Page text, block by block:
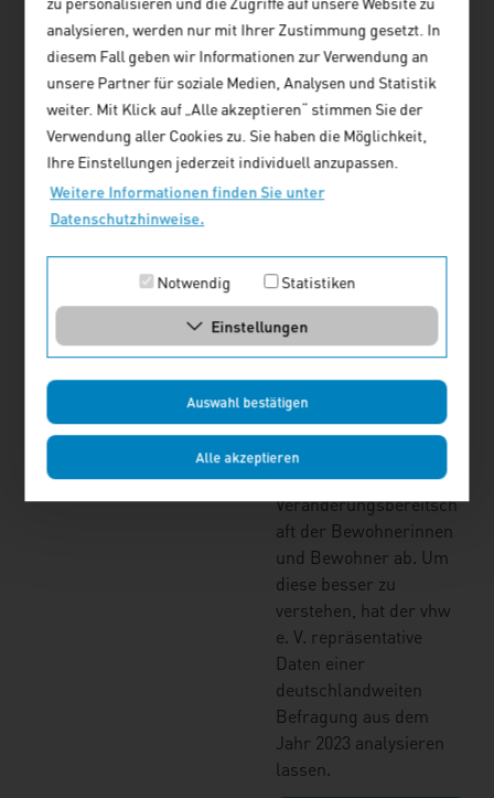
analysieren, werden nur mit Ihrer Zustimmung gesetzt. In
diesem Fall geben wir Informationen zur Verwendung an
unsere Partner für soziale Medien, Analysen und Statistik
weiter. Mit Klick auf „Alle akzeptieren“ stimmen Sie der
Verwendung aller Cookies zu. Sie haben die Möglichkeit,
Ihre Einstellungen jederzeit individuell anzupassen.
Weitere Informationen finden Sie unter
Datenschutzhinweise.
Notwendig Statistiken
Einstellungen
Auswahl bestätigen
Alle akzeptieren
Einfamilienhaus (EFH).
Das muss nicht immer
neu sein: In den rund 16
Millionen bestehenden
EFHs in Deutschland
schlummern
Wohnraumpotenziale –
großen Häusern leben
und über viel
verfügen. Die
Wohnraums hängt
jedoch in erster Linie
von der Lebenssituation
und
Veränderungsbereitsch
aft der Bewohnerinnen
und Bewohner ab. Um
diese besser zu
verstehen, hat der vhw
e. V. repräsentative
Daten einer
deutschlandweiten
Befragung aus dem
Jahr 2023 analysieren
lassen.